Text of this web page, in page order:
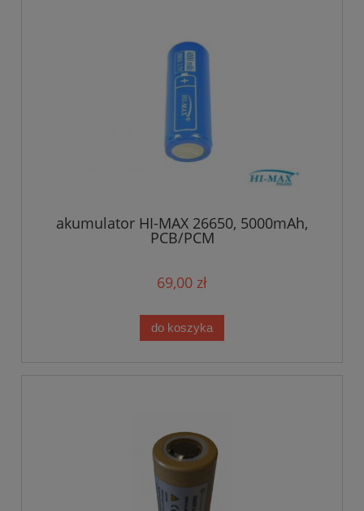
akumulator HI-MAX 26650, 5000mAh,
PCB/PCM
69,00 zł
do koszyka